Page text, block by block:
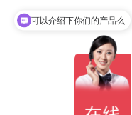
可以介绍下你们的产品么